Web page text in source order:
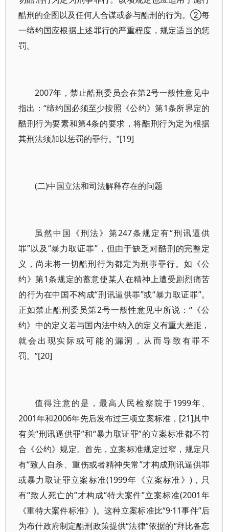
酷刑的企图以及任何人合谋或参与酷刑的行为。②每
一缔约国应根据上述罪行的严重程度，规定适当的惩
罚。
2007年，禁止酷刑委员会在第2号一般性意见中
指出：“缔约国必须至少按照《公约》第1条所界定的
酷刑行为要素和第4条的要求，将酷刑行为定为根据
其刑法须加以惩罚的罪行。”[19]
(二)中国立法和司法解释存在的问题
虽然中国《刑法》第247条规定有“刑讯逼供
罪”以及“暴力取证罪”，但由于缺乏对酷刑的完整定
义，尚未将一切酷刑行为都定为刑事罪行。如《公
约》第1条规定的蓄意使某人在精神上遭受剧烈痛苦
的行为在中国不构成“刑讯逼供罪”或“暴力取证罪”。
正如禁止酷刑委员第2号一般性意见中所说：“《公
约》中的定义若与国内法中纳入的定义有重大差距，
就会出现实际或可能的漏洞，从而导致有罪不
罚。”[20]
值得注意的是，最高人民检察院于1999年、
2001年和2006年先后发布过三项立案标准，[21]其中
有关“刑讯逼供罪”和“暴力取证罪”的立案标准都不符
合《公约》规定。首先，立案标准规定过窄，规定只
有“致人自杀、重伤或者精神失常”才构成刑讯逼供罪
或暴力取证罪立案标准(1999年《立案标准》)，只
有“致人死亡的”才构成“特大案件”立案标准(2001年
《重特大案件标准》)。这种立案标准比“9·11事件”后
为布什政府制定酷刑政策提供“法律”依据的“拜比备忘